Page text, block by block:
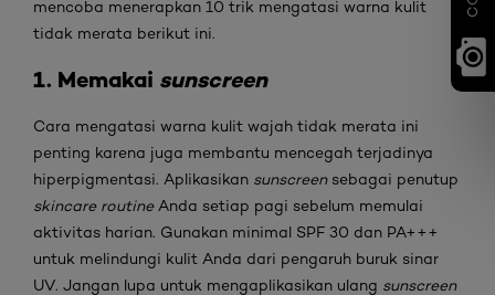
mencoba menerapkan 10 trik mengatasi warna kulit
tidak merata berikut ini.
1. Memakai sunscreen
Cara mengatasi warna kulit wajah tidak merata ini
penting karena juga membantu mencegah terjadinya
hiperpigmentasi. Aplikasikan sunscreensebagai penutup
skincare routineAnda setiap pagi sebelum memulai
aktivitas harian. Gunakan minimal SPF 30 dan PA+++
untuk melindungi kulit Anda dari pengaruh buruk sinar
UV. Jangan lupa untuk mengaplikasikan ulang sunscreen